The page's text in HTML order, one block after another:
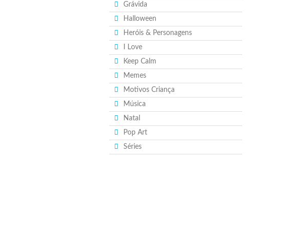
Grávida
Halloween
Heróis & Personagens
I Love
Keep Calm
Memes
Motivos Criança
Música
Natal
Pop Art
Séries